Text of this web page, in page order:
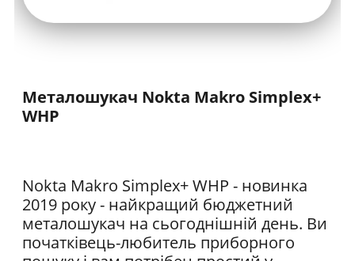
Металошукач Nokta Makro Simplex+
WHP
Nokta Makro Simplex+ WHP - новинка
2019 року - найкращий бюджетний
металошукач на сьогоднішній день. Ви
початківець-любитель приборного